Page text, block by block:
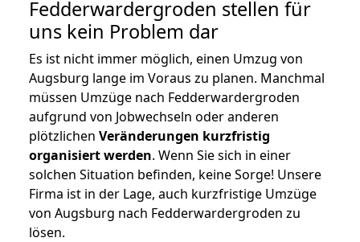
Fedderwardergroden stellen für
uns kein Problem dar
Es ist nicht immer möglich, einen Umzug von
Augsburg lange im Voraus zu planen. Manchmal
müssen Umzüge nach Fedderwardergroden
aufgrund von Jobwechseln oder anderen
plötzlichen Veränderungen kurzfristig
organisiert werden. Wenn Sie sich in einer
solchen Situation befinden, keine Sorge! Unsere
Firma ist in der Lage, auch kurzfristige Umzüge
von Augsburg nach Fedderwardergroden zu
lösen.